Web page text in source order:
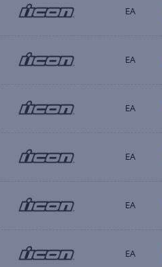
EA
EA
EA
EA
EA
EA